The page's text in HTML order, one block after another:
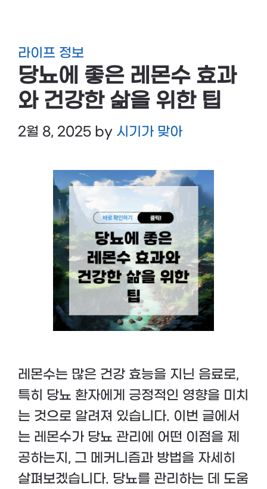
라이프 정보
당뇨에 좋은 레몬수 효과
와 건강한 삶을 위한 팁
2월 8, 2025 by 시기가 맞아
레몬수는 많은 건강 효능을 지닌 음료로,
특히 당뇨 환자에게 긍정적인 영향을 미치
는 것으로 알려져 있습니다. 이번 글에서
는 레몬수가 당뇨 관리에 어떤 이점을 제
공하는지, 그 메커니즘과 방법을 자세히
살펴보겠습니다. 당뇨를 관리하는 데 도움